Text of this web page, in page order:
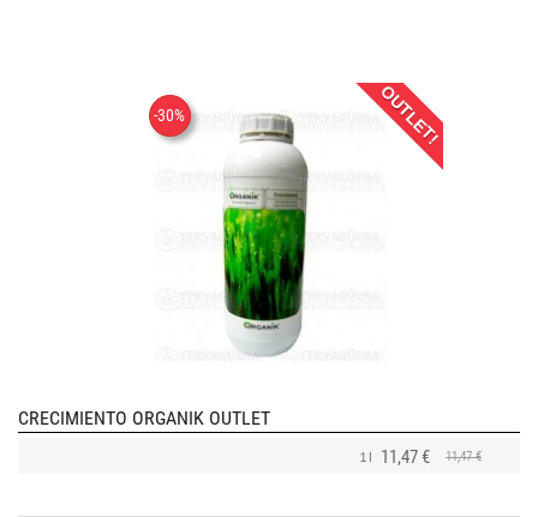
-30% OUTLET!
CRECIMIENTO ORGANIK OUTLET
1 l 11,47 € 11,47 €